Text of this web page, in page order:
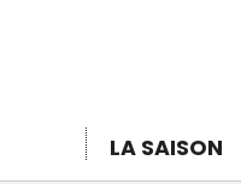
LA SAISON